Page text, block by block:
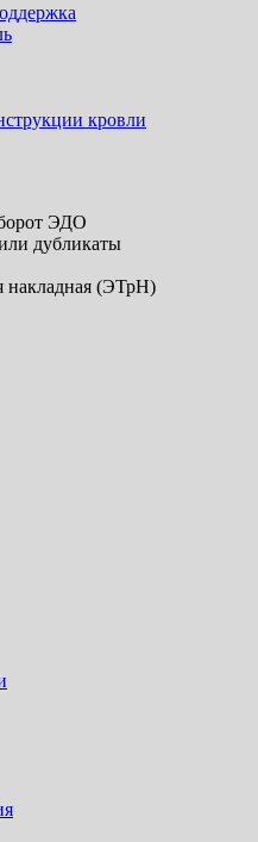
кровли
ЭДО
дубликаты
накладная (ЭТрН)